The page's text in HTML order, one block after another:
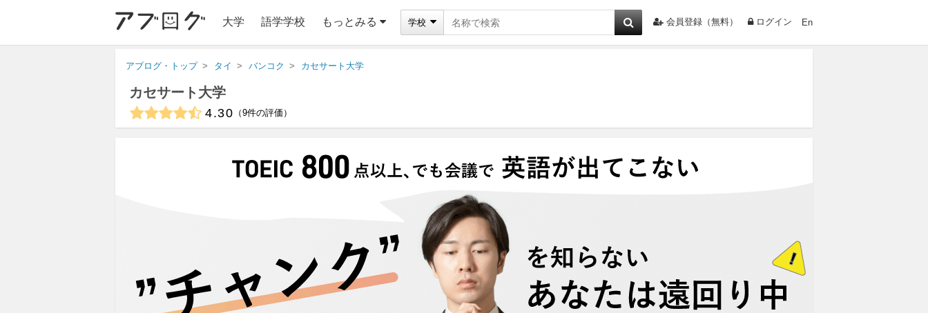
大学 語学学校 もっとみる 学校 会員登録（無料） ログイン En
アブログ・トップ タイ バンコク カセサート大学
カセサート大学
4.30 9件の評価